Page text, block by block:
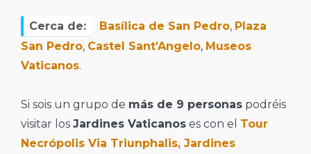
Cerca de: Basílica de San Pedro, Plaza
San Pedro, Castel Sant’Angelo, Museos
Vaticanos.
Si sois un grupo de más de 9 personas podréis
visitar los Jardines Vaticanos es con el Tour
Necrópolis Via Triunphalis, Jardines